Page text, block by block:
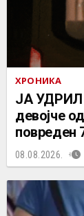
ХРОНИКА
ЈА УДРИЛ
девојче
08.08.2026.